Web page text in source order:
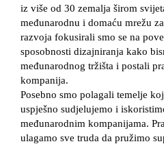
iz više od 30 zemalja širom
međunarodnu i domaću mrežu
razvoja fokusirali smo se na
sposobnosti dizajniranja kako
međunarodnog tržišta i postali
kompanija.
Posebno smo polagali temelje
uspješno sudjelujemo i
međunarodnim kompanijama.
ulagamo sve truda da pružimo